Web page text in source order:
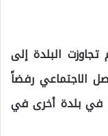
تجاوزت البلدة إلى
الاجتماعي رفضاً
في بلدة أخرى في